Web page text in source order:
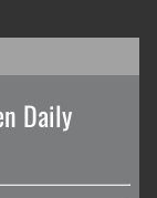
Daily